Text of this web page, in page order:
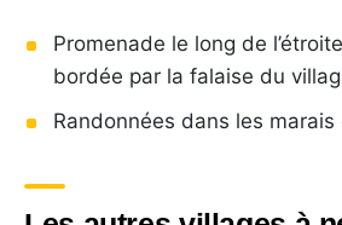
Promenade le long de
bordée par la falaise du
Randonnées dans les